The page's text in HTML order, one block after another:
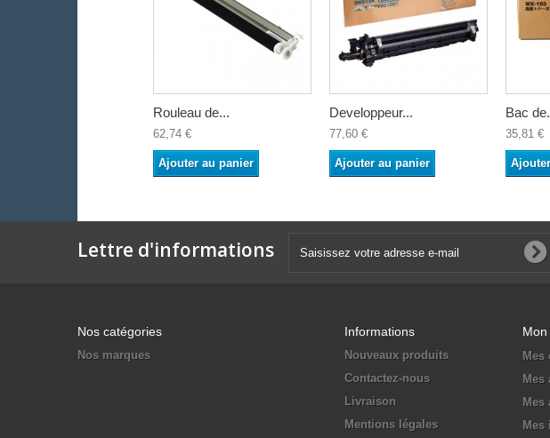
Rouleau de...
62,74 €
Ajouter au panier
Developpeur...
77,60 €
Ajouter au panier
Bac
35,81 €
Lettre d'informations
Nos catégories
Nos marques
Informations
Nouveaux produits
Contactez-nous
Livraison
Mentions légales
Mes
Mes
Mes